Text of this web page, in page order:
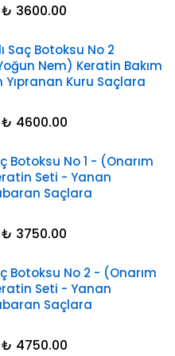
₺ 3600.00
Saç Botoksu No 2
Nem) Keratin Bakım
Yıpranan Kuru Saçlara
₺ 4600.00
Botoksu No 1 - (Onarım
Seti - Yanan
Saçlara
₺ 3750.00
Botoksu No 2 - (Onarım
Seti - Yanan
Saçlara
₺ 4750.00